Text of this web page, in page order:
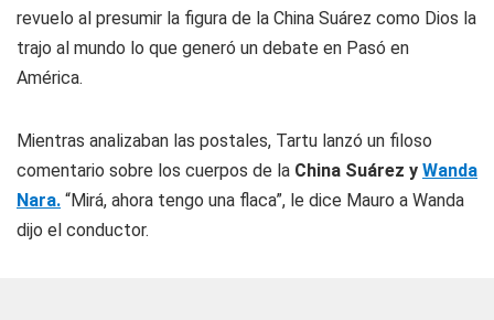
revuelo al presumir la figura de la China Suárez como Dios la
trajo al mundo lo que generó un debate en Pasó en
América.
Mientras analizaban las postales, Tartu lanzó un filoso
comentario sobre los cuerpos de la China Suárez y Wanda
Nara. “Mirá, ahora tengo una flaca”, le dice Mauro a Wanda
dijo el conductor.